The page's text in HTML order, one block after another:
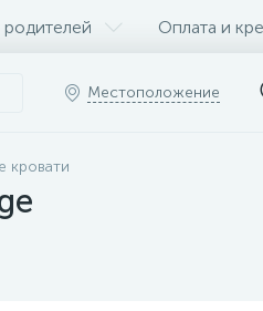
Оплата и
Местоположение
кровати